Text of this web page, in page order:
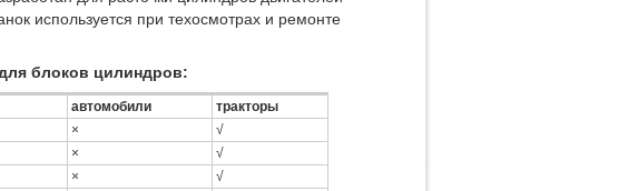
используется при техосмотрах и ремонте
блоков цилиндров:
автомобили
тракторы
×
√
×
√
×
√